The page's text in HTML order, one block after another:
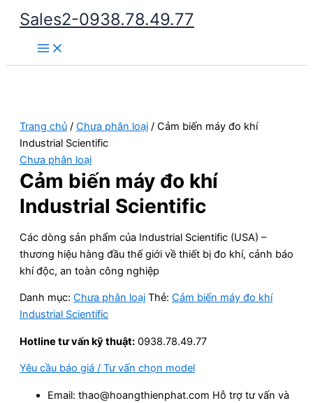
Nhảy
dung
Sales2-0938.78.49.77
Main
Menu
Trang chủ / Chưa phân loại / Cảm biến máy đo khí
Industrial Scientific
Chưa phân loại
Cảm biến máy đo khí
Industrial Scientific
Các dòng sản phẩm của Industrial Scientific (USA) –
thương hiệu hàng đầu thế giới về thiết bị đo khí, cảnh báo
khí độc, an toàn công nghiệp
Danh mục: Chưa phân loại Thẻ: Cảm biến máy đo khí
Industrial Scientific
Hotline tư vấn kỹ thuật: 0938.78.49.77
Yêu cầu báo giá / Tư vấn chọn model
Email: thao@hoangthienphat.com Hỗ trợ tư vấn và